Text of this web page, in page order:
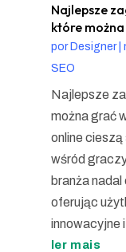
Najlepsze
które
por Designer|
SEO
Najlepsze
można grać
online
wśród
branża
oferując
innowacyjne
ler mais